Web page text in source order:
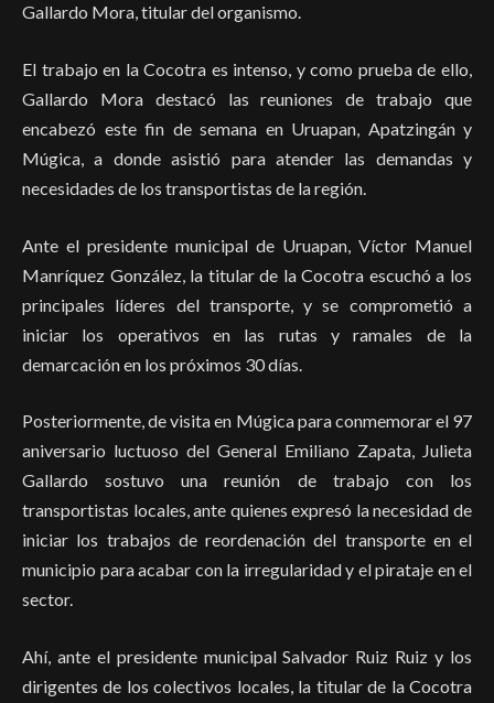
Gallardo Mora, titular del organismo.
El trabajo en la Cocotra es intenso, y como prueba de ello,
Gallardo Mora destacó las reuniones de trabajo que
encabezó este fin de semana en Uruapan, Apatzingán y
Múgica, a donde asistió para atender las demandas y
necesidades de los transportistas de la región.
Ante el presidente municipal de Uruapan, Víctor Manuel
Manríquez González, la titular de la Cocotra escuchó a los
principales líderes del transporte, y se comprometió a
iniciar los operativos en las rutas y ramales de la
demarcación en los próximos 30 días.
Posteriormente, de visita en Múgica para conmemorar el 97
aniversario luctuoso del General Emiliano Zapata, Julieta
Gallardo sostuvo una reunión de trabajo con los
transportistas locales, ante quienes expresó la necesidad de
iniciar los trabajos de reordenación del transporte en el
municipio para acabar con la irregularidad y el pirataje en el
sector.
Ahí, ante el presidente municipal Salvador Ruiz Ruiz y los
dirigentes de los colectivos locales, la titular de la Cocotra